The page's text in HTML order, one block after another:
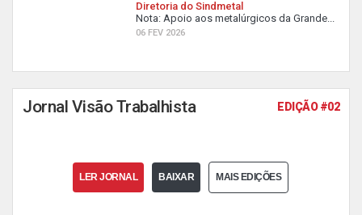
Diretoria do Sindmetal
Nota: Apoio aos metalúrgicos da Grande...
06 FEV 2026
Jornal Visão Trabalhista EDIÇÃO #02
LER JORNAL BAIXAR MAIS EDIÇÕES